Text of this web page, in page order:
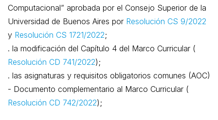
Computacional” aprobada por el Consejo Superior de la
Universidad de Buenos Aires por Resolución CS 9/2022
y Resolución CS 1721/2022;
. la modificación del Capítulo 4 del Marco Curricular (
Resolución CD 741/2022);
. las asignaturas y requisitos obligatorios comunes (AOC)
- Documento complementario al Marco Curricular (
Resolución CD 742/2022);